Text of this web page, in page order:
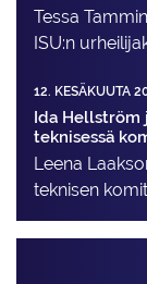
Tessa
ISU:n
12. KESÄKUUTA
Ida Hellström
teknisessä
Leena
teknisen